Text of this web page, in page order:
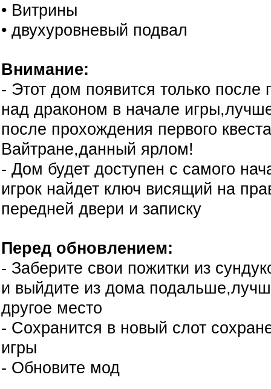
• Витрины
• двухуровневый подвал
Внимание:
- Этот дом появится только после
над драконом в начале
после прохождения первого
Вайтране,данный ярлом!
- Дом будет доступен с самого
игрок найдет ключ висящий на
передней двери и записку
Перед обновлением:
- Заберите свои пожитки из
и выйдите из дома
другое место
- Сохранится в новый слот
игры
- Обновите мод